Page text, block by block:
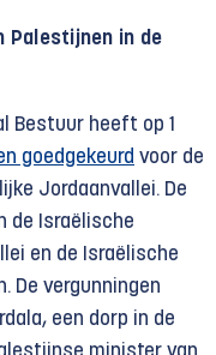
Palestijnen in de
Bestuur heeft op 1
goedgekeurd voor de
Jordaanvallei. De
de Israëlische
en de Israëlische
De vergunningen
een dorp in de